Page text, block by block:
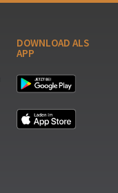
DOWNLOAD ALS
APP